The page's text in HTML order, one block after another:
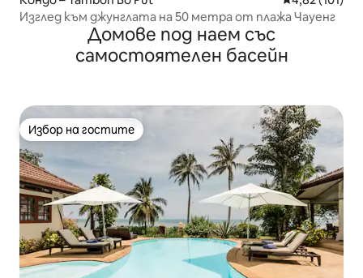
Изглед към джунглата на 50 метра от плажа Чауенг
Домове под наем със
самостоятелен басейн
Избор на гостите
Избор на гостите